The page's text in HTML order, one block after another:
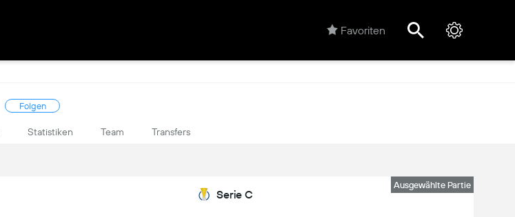
Favoriten
Folgen
Statistiken Team Transfers
Ausgewählte Partie
Serie C